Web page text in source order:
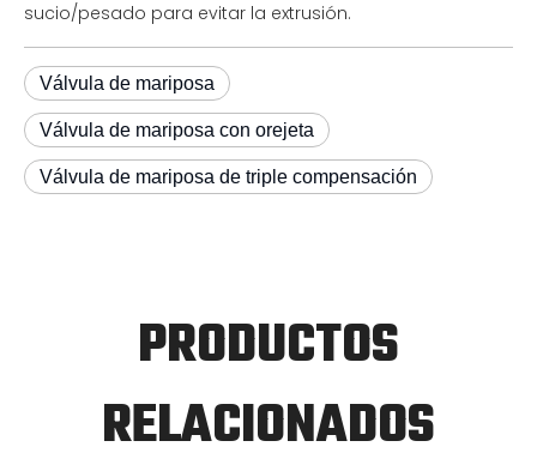
sucio/pesado para evitar la extrusión.
Válvula de mariposa
Válvula de mariposa con orejeta
Válvula de mariposa de triple compensación
PRODUCTOS
RELACIONADOS